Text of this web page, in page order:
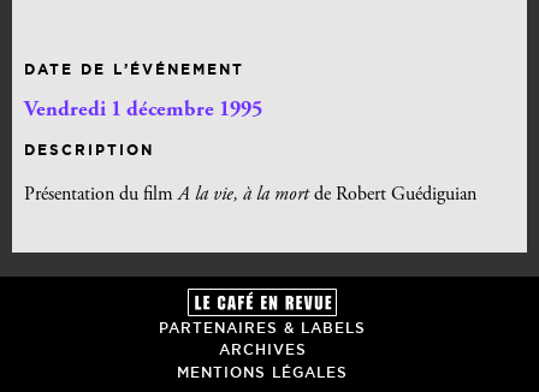
DATE DE L’ÉVÉNEMENT
Vendredi 1 décembre 1995
DESCRIPTION
Présentation du filmA la vie, à la mortde Robert Guédiguian
PARTENAIRES & LABELS
ARCHIVES
MENTIONS LÉGALES